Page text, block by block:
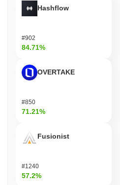
Hashflow
#902
84.71%
OVERTAKE
#850
71.21%
Fusionist
#1240
57.2%